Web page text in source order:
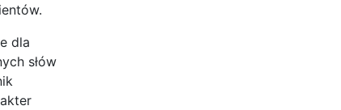
dla
słów